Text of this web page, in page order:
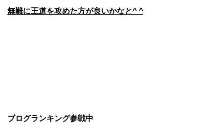
無難に王道を攻めた方が良いかなと^ ^
ブログランキング参戦中